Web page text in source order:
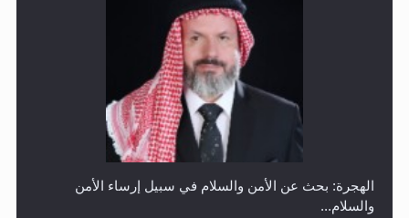
إتمام حفظ القرآن الكريم لثلاثة طلاب من مدرسة الحفظ في
الهجرة: بحث عن الأمن والسلام في سبيل إرساء الأمن
والسلام...